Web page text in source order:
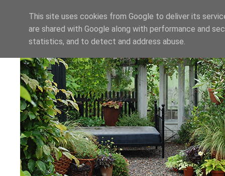
This site uses cookies from Google to deliver its
are shared with Google along with performance and
statistics, and to detect and address abuse.